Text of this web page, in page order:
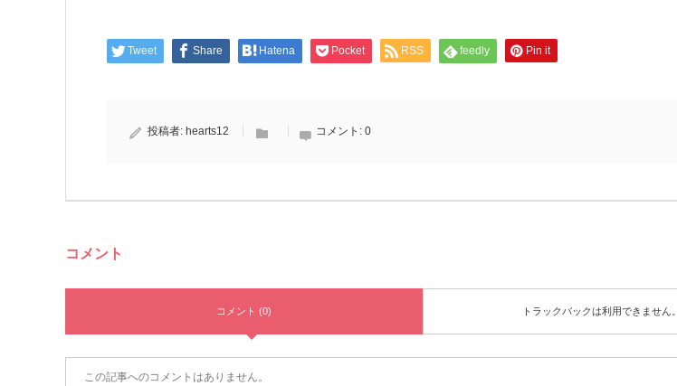
Tweet Share Hatena Pocket RSS feedly Pin it
投稿者: hearts12 コメント: 0
コメント
コメント (0) トラックバックは利用できません。
この記事へのコメントはありません。